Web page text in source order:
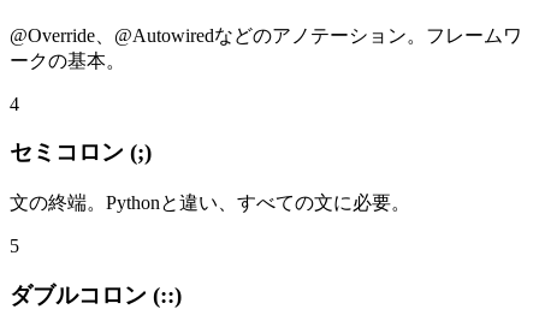
@Override、@Autowiredなどのアノテーション。フレームワ
ークの基本。
4
セミコロン (;)
文の終端。Pythonと違い、すべての文に必要。
5
ダブルコロン (::)